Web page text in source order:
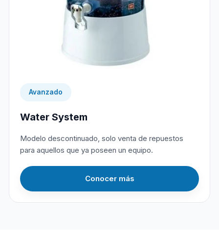
Avanzado
Water System
Modelo descontinuado, solo venta de repuestos
para aquellos que ya poseen un equipo.
Conocer más